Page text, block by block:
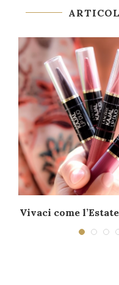
Vivaci come